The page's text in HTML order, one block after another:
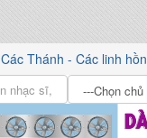
Các Thánh - Các linh hồn